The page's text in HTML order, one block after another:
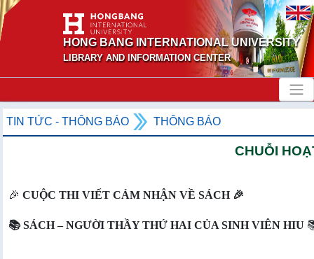
HONG BANG INTERNATIONAL UNIVERSITY
LIBRARY AND INFORMATION CENTER
TIN TỨC - THÔNG BÁO THÔNG BÁO
CHUỖI
🎉 CUỘC THI VIẾT CẢM NHẬN VỀ SÁCH 🎉
📚 SÁCH – NGƯỜI THẦY THỨ HAI CỦA SINH VIÊN HIU